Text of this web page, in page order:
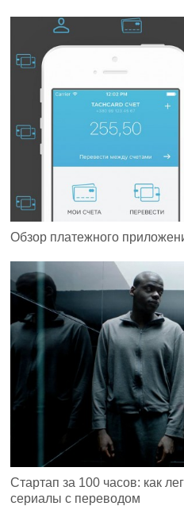
Обзор платежного
Стартап за 100 часов: как
сериалы с переводом